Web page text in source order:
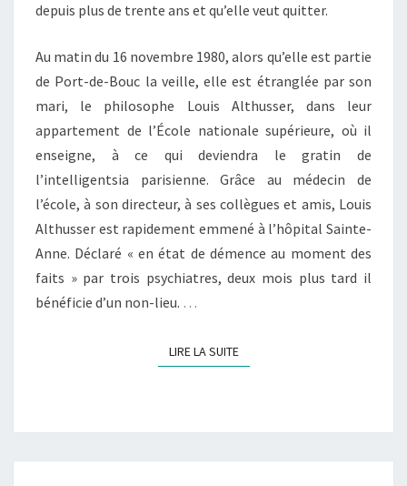
depuis plus de trente ans et qu’elle veut quitter.
Au matin du 16 novembre 1980, alors qu’elle est partie
de Port-de-Bouc la veille, elle est étranglée par son
mari, le philosophe Louis Althusser, dans leur
appartement de l’École nationale supérieure, où il
enseigne, à ce qui deviendra le gratin de
l’intelligentsia parisienne. Grâce au médecin de
l’école, à son directeur, à ses collègues et amis, Louis
Althusser est rapidement emmené à l’hôpital Sainte-
Anne. Déclaré « en état de démence au moment des
faits » par trois psychiatres, deux mois plus tard il
bénéficie d’un non-lieu. …
LIRE LA SUITELIRE LA SUITE